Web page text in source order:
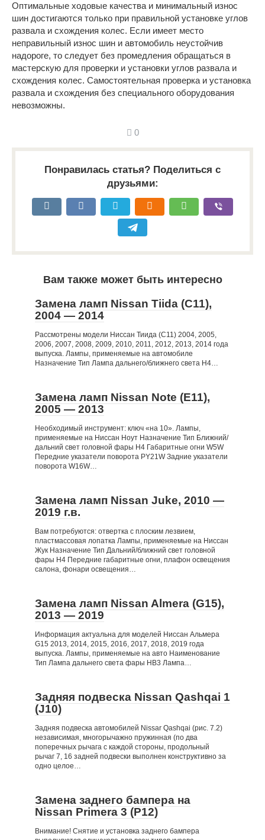
Оптимальные ходовые качества и минимальный износ
шин достигаются только при правильной установке углов
развала и схождения колес. Если имеет место
неправильный износ шин и автомобиль неустойчив
надороге, то следует без промедления обращаться в
мастерскую для проверки и установки углов развала и
схождения колес. Самостоятельная проверка и установка
развала и схождения без специального оборудования
невозможны.
0
Понравилась статья? Поделиться с
друзьями:
Вам также может быть интересно
Замена ламп Nissan Tiida (C11),
2004 — 2014
Рассмотрены модели Ниссан Тиида (C11) 2004, 2005,
2006, 2007, 2008, 2009, 2010, 2011, 2012, 2013, 2014 года
выпуска. Лампы, применяемые на автомобиле
Назначение Тип Лампа дальнего/ближнего света Н4…
Замена ламп Nissan Note (E11),
2005 — 2013
Необходимый инструмент: ключ «на 10». Лампы,
применяемые на Ниссан Ноут Назначение Тип Ближний/
дальний свет головной фары Н4 Габаритные огни W5W
Передние указатели поворота PY21W Задние указатели
поворота W16W…
Замена ламп Nissan Juke, 2010 —
2019 г.в.
Вам потребуются: отвертка с плоским лезвием,
пластмассовая лопатка Лампы, применяемые на Ниссан
Жук Назначение Тип Дальний/ближний свет головной
фары Н4 Передние габаритные огни, плафон освещения
салона, фонари освещения…
Замена ламп Nissan Almera (G15),
2013 — 2019
Информация актуальна для моделей Ниссан Альмера
G15 2013, 2014, 2015, 2016, 2017, 2018, 2019 года
выпуска. Лампы, применяемые на авто Наименование
Тип Лампа дальнего света фары HB3 Лампа…
Задняя подвеска Nissan Qashqai 1
(J10)
Задняя подвеска автомобилей Nissar Qashqai (рис. 7.2)
независимая, многорычажно пружинная (по два
поперечных рычага с каждой стороны, продольный
рычаг 7, 16 задней подвески выполнен конструктивно за
одно целое…
Замена заднего бампера на
Nissan Primera 3 (P12)
Внимание! Снятие и установка заднего бампера